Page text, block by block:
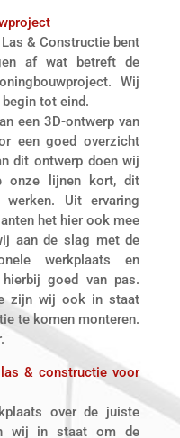
& Constructie bent
af wat betreft de
Wij
tot eind.
een 3D-ontwerp van
een goed overzicht
dit ontwerp doen wij
onze lijnen kort, dit
Uit ervaring
het hier ook mee
aan de slag met de
werkplaats en
goed van pas.
zijn wij ook in staat
te komen monteren.
& constructie voor
over de juiste
wij in staat om de